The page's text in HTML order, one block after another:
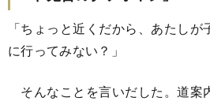
「ちょっと近くだから、あたし
に行ってみない？」
そんなことを言いだした。道案